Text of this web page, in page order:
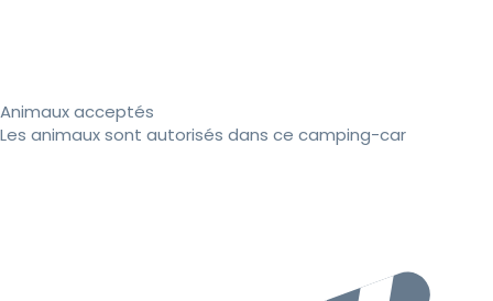
Animaux acceptés
Les animaux sont autorisés dans ce camping-car